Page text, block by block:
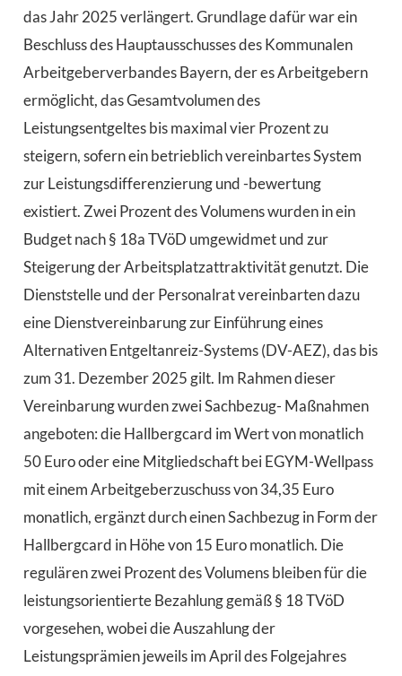
das Jahr 2025 verlängert. Grundlage dafür war ein
Beschluss des Hauptausschusses des Kommunalen
Arbeitgeberverbandes Bayern, der es Arbeitgebern
ermöglicht, das Gesamtvolumen des
Leistungsentgeltes bis maximal vier Prozent zu
steigern, sofern ein betrieblich vereinbartes System
zur Leistungsdifferenzierung und -bewertung
existiert. Zwei Prozent des Volumens wurden in ein
Budget nach § 18a TVöD umgewidmet und zur
Steigerung der Arbeitsplatzattraktivität genutzt. Die
Dienststelle und der Personalrat vereinbarten dazu
eine Dienstvereinbarung zur Einführung eines
Alternativen Entgeltanreiz-Systems (DV-AEZ), das bis
zum 31. Dezember 2025 gilt. Im Rahmen dieser
Vereinbarung wurden zwei Sachbezug- Maßnahmen
angeboten: die Hallbergcard im Wert von monatlich
50 Euro oder eine Mitgliedschaft bei EGYM-Wellpass
mit einem Arbeitgeberzuschuss von 34,35 Euro
monatlich, ergänzt durch einen Sachbezug in Form der
Hallbergcard in Höhe von 15 Euro monatlich. Die
regulären zwei Prozent des Volumens bleiben für die
leistungsorientierte Bezahlung gemäß § 18 TVöD
vorgesehen, wobei die Auszahlung der
Leistungsprämien jeweils im April des Folgejahres